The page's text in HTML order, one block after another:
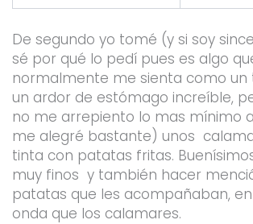
De segundo yo tomé (y si soy
sé por qué lo pedí pues es algo
normalmente me sienta como un
un ardor de estómago increíble,
no me arrepiento lo mas mínimo
me alegré bastante) unos
tinta con patatas fritas.
muy finos y también hacer
patatas que les acompañaban,
onda que los calamares.